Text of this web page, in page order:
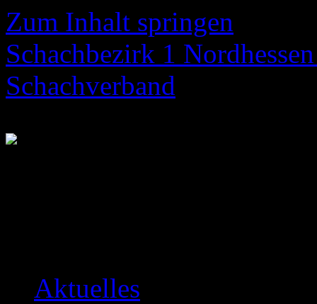
Zum Inhalt springen
Schachbezirk 1
Schachverband
Aktuelles